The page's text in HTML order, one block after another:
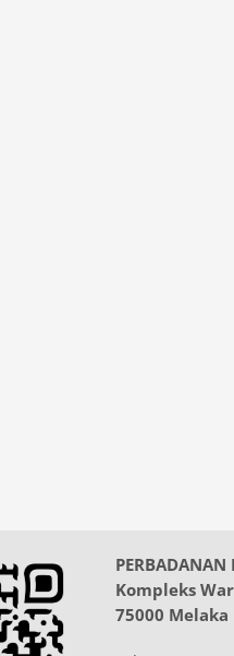
Kompleks
75000 Melaka